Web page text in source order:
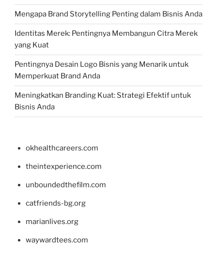
Mengapa Brand Storytelling Penting dalam Bisnis Anda
Identitas Merek: Pentingnya Membangun Citra Merek
yang Kuat
Pentingnya Desain Logo Bisnis yang Menarik untuk
Memperkuat Brand Anda
Meningkatkan Branding Kuat: Strategi Efektif untuk
Bisnis Anda
okhealthcareers.com
theintexperience.com
unboundedthefilm.com
catfriends-bg.org
marianlives.org
waywardtees.com